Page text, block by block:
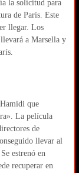
la solicitud para
de París. Este
llegar. Los
a Marsella y
que
La película
de
llevar al
estrenó en
recuperar en